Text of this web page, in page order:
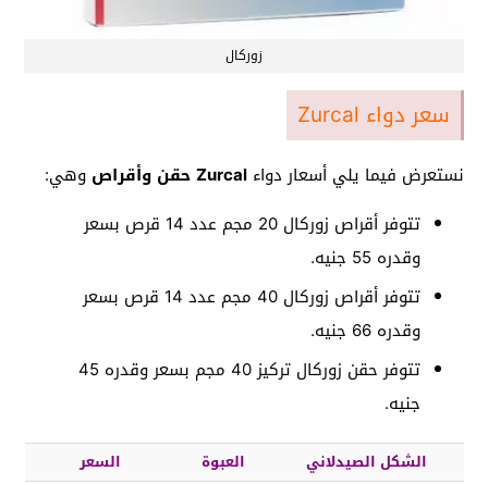
زوركال
سعر دواء Zurcal
نستعرض فيما يلي أسعار دواءZurcal حقن وأقراص
وهي:
تتوفر أقراص زوركال 20 مجم عدد 14 قرص بسعر
وقدره 55 جنيه.
تتوفر أقراص زوركال 40 مجم عدد 14 قرص بسعر
وقدره 66 جنيه.
تتوفر حقن زوركال تركيز 40 مجم بسعر وقدره 45
جنيه.
الشكل الصيدلاني العبوة
السعر